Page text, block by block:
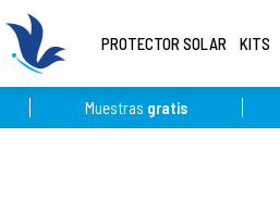
Muestras gratis
PROTECTOR SOLAR KITS